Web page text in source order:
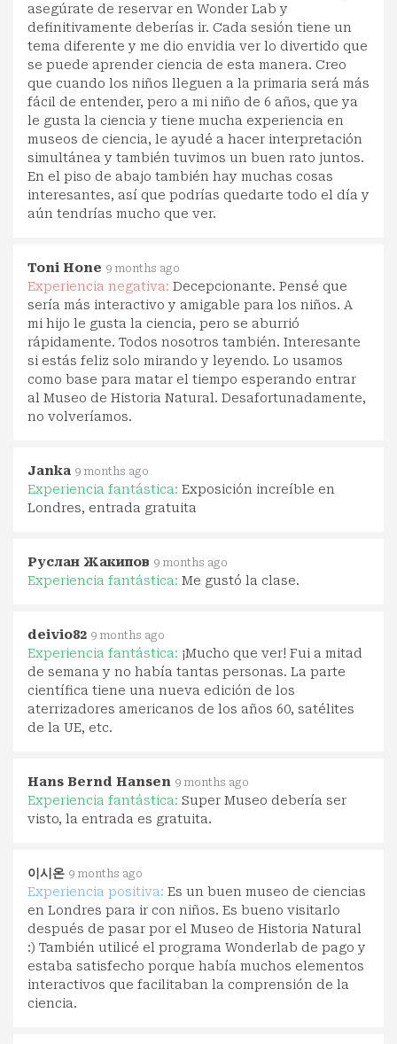
asegúrate de reservar en Wonder Lab y
definitivamente deberías ir. Cada sesión tiene un
tema diferente y me dio envidia ver lo divertido que
se puede aprender ciencia de esta manera. Creo
que cuando los niños lleguen a la primaria será más
fácil de entender, pero a mi niño de 6 años, que ya
le gusta la ciencia y tiene mucha experiencia en
museos de ciencia, le ayudé a hacer interpretación
simultánea y también tuvimos un buen rato juntos.
En el piso de abajo también hay muchas cosas
interesantes, así que podrías quedarte todo el día y
aún tendrías mucho que ver.
Toni Hone 9 months ago
Experiencia negativa: Decepcionante. Pensé que
sería más interactivo y amigable para los niños. A
mi hijo le gusta la ciencia, pero se aburrió
rápidamente. Todos nosotros también. Interesante
si estás feliz solo mirando y leyendo. Lo usamos
como base para matar el tiempo esperando entrar
al Museo de Historia Natural. Desafortunadamente,
no volveríamos.
Janka 9 months ago
Experiencia fantástica: Exposición increíble en
Londres, entrada gratuita
Руслан Жакипов 9 months ago
Experiencia fantástica: Me gustó la clase.
deivio82 9 months ago
Experiencia fantástica: ¡Mucho que ver! Fui a mitad
de semana y no había tantas personas. La parte
científica tiene una nueva edición de los
aterrizadores americanos de los años 60, satélites
de la UE, etc.
Hans Bernd Hansen 9 months ago
Experiencia fantástica: Super Museo debería ser
visto, la entrada es gratuita.
이시온 9 months ago
Experiencia positiva: Es un buen museo de ciencias
en Londres para ir con niños. Es bueno visitarlo
después de pasar por el Museo de Historia Natural
:) También utilicé el programa Wonderlab de pago y
estaba satisfecho porque había muchos elementos
interactivos que facilitaban la comprensión de la
ciencia.